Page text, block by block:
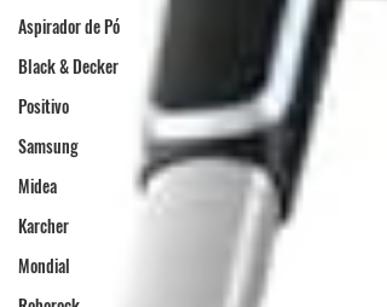
Aspirador de Pó
Black & Decker
Positivo
Samsung
Midea
Karcher
Mondial